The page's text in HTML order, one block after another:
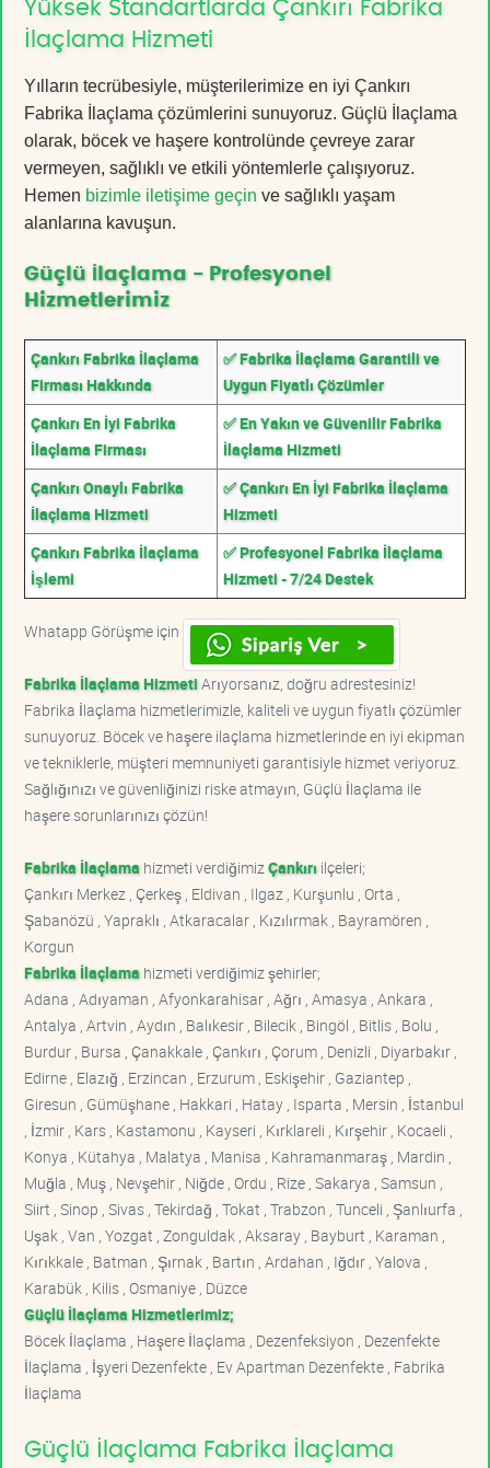
Yüksek Standartlarda Çankırı Fabrika
İlaçlama Hizmeti
Yılların tecrübesiyle, müşterilerimize en iyi Çankırı
Fabrika İlaçlama çözümlerini sunuyoruz. Güçlü İlaçlama
olarak, böcek ve haşere kontrolünde çevreye zarar
vermeyen, sağlıklı ve etkili yöntemlerle çalışıyoruz.
Hemen bizimle iletişime geçin ve sağlıklı yaşam
alanlarına kavuşun.
Güçlü İlaçlama - Profesyonel
Hizmetlerimiz
Çankırı Fabrika İlaçlama
Firması Hakkında
✅ Fabrika İlaçlama Garantili ve
Uygun Fiyatlı Çözümler
Çankırı En İyi Fabrika
İlaçlama Firması
✅ En Yakın ve Güvenilir Fabrika
İlaçlama Hizmeti
Çankırı Onaylı Fabrika
İlaçlama Hizmeti
✅ Çankırı En İyi Fabrika İlaçlama
Hizmeti
Çankırı Fabrika İlaçlama
İşlemi
✅ Profesyonel Fabrika İlaçlama
Hizmeti - 7/24 Destek
Whatapp Görüşme için
Fabrika İlaçlama HizmetiArıyorsanız, doğru adrestesiniz!
Fabrika İlaçlama hizmetlerimizle, kaliteli ve uygun fiyatlı çözümler
sunuyoruz. Böcek ve haşere ilaçlama hizmetlerinde en iyi ekipman
ve tekniklerle, müşteri memnuniyeti garantisiyle hizmet veriyoruz.
Sağlığınızı ve güvenliğinizi riske atmayın, Güçlü İlaçlama ile
haşere sorunlarınızı çözün!
Fabrika İlaçlama hizmeti verdiğimiz Çankırı ilçeleri;
Çankırı Merkez , Çerkeş , Eldivan , Ilgaz , Kurşunlu , Orta ,
Şabanözü , Yapraklı , Atkaracalar , Kızılırmak , Bayramören ,
Korgun
Fabrika İlaçlama hizmeti verdiğimiz şehirler;
Adana , Adıyaman , Afyonkarahisar , Ağrı , Amasya , Ankara ,
Antalya , Artvin , Aydın , Balıkesir , Bilecik , Bingöl , Bitlis , Bolu ,
Burdur , Bursa , Çanakkale , Çankırı , Çorum , Denizli , Diyarbakır ,
Edirne , Elazığ , Erzincan , Erzurum , Eskişehir , Gaziantep ,
Giresun , Gümüşhane , Hakkari , Hatay , Isparta , Mersin , İstanbul
, İzmir , Kars , Kastamonu , Kayseri , Kırklareli , Kırşehir , Kocaeli ,
Konya , Kütahya , Malatya , Manisa , Kahramanmaraş , Mardin ,
Muğla , Muş , Nevşehir , Niğde , Ordu , Rize , Sakarya , Samsun ,
Siirt , Sinop , Sivas , Tekirdağ , Tokat , Trabzon , Tunceli , Şanlıurfa ,
Uşak , Van , Yozgat , Zonguldak , Aksaray , Bayburt , Karaman ,
Kırıkkale , Batman , Şırnak , Bartın , Ardahan , Iğdır , Yalova ,
Karabük , Kilis , Osmaniye , Düzce
Güçlü İlaçlama Hizmetlerimiz;
Böcek İlaçlama , Haşere İlaçlama , Dezenfeksiyon , Dezenfekte
İlaçlama , İşyeri Dezenfekte , Ev Apartman Dezenfekte , Fabrika
İlaçlama
Güçlü İlaçlama Fabrika İlaçlama